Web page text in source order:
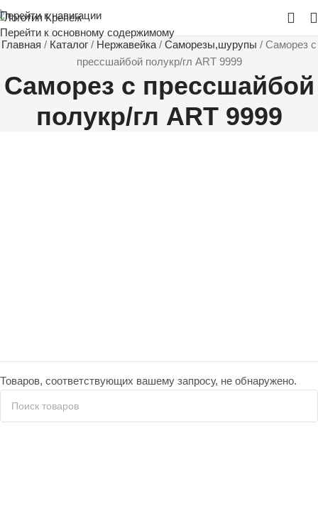
Перейти к навигации
Перейти к основному содержимому
Главная / Каталог / Нержавейка / Саморезы,шурупы / Саморез с
прессшайбой полукр/гл ART 9999
Саморез с прессшайбой
полукр/гл ART 9999
Товаров, соответствующих вашему запросу, не обнаружено.